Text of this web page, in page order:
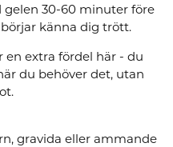
gelen 30-60 minuter före
känna dig trött.
en extra fördel här - du
du behöver det, utan
gravida eller ammande